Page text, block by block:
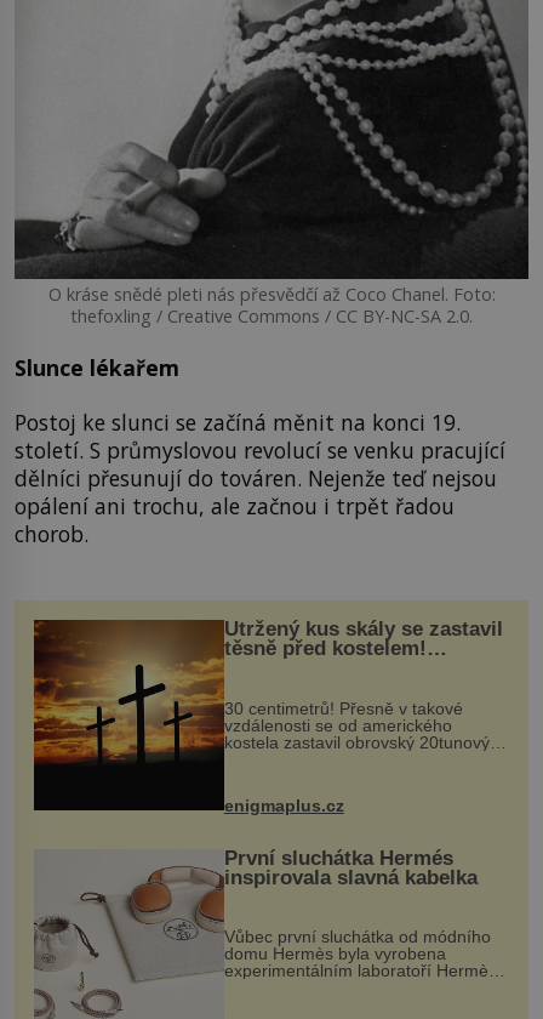
O kráse snědé pleti nás přesvědčí až Coco Chanel. Foto:
thefoxling / Creative Commons / CC BY-NC-SA 2.0.
Slunce lékařem
Postoj ke slunci se začíná měnit na konci 19.
století. S průmyslovou revolucí se venku pracující
dělníci přesunují do továren. Nejenže teď nejsou
opálení ani trochu, ale začnou i trpět řadou
chorob.
Utržený kus skály se zastavil
těsně před kostelem!
Ochránila ho boží síla?
30 centimetrů! Přesně v takové
vzdálenosti se od amerického
kostela zastavil obrovský 20tunový
...
enigmaplus.cz
První sluchátka Hermés
inspirovala slavná kabelka
Vůbec první sluchátka od módního
domu Hermès byla vyrobena
experimentálním laboratoří Hermès